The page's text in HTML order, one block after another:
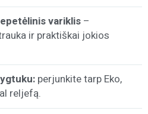
variklis –
ir praktiškai jokios
perjunkite tarp Eko,
reljefą.